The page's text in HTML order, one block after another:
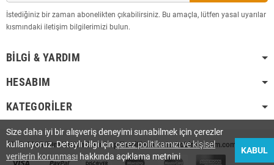
İstediğiniz bir zaman abonelikten çıkabilirsiniz. Bu amaçla, lütfen yasal uyarılar
kısmındaki iletişim bilgilerimizi bulun.
BILGI & YARDIM
HESABIM
KATEGORILER
2008-2025 Tüm Hakları Saklı Olup Tescilli Markadır. hobimarketim.com
Size daha iyi bir alışveriş deneyimi sunabilmek için çerezler
kullanıyoruz. Detaylı bilgi içinçerez politikamızı ve kişisel
verilerin korunması hakkında açıklama metnini
KABUL